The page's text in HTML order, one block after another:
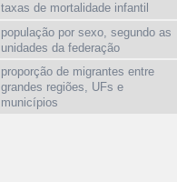
taxas de mortalidade infantil
população por sexo, segundo as
unidades da federação
proporção de migrantes entre
grandes regiões, UFs e
municípios